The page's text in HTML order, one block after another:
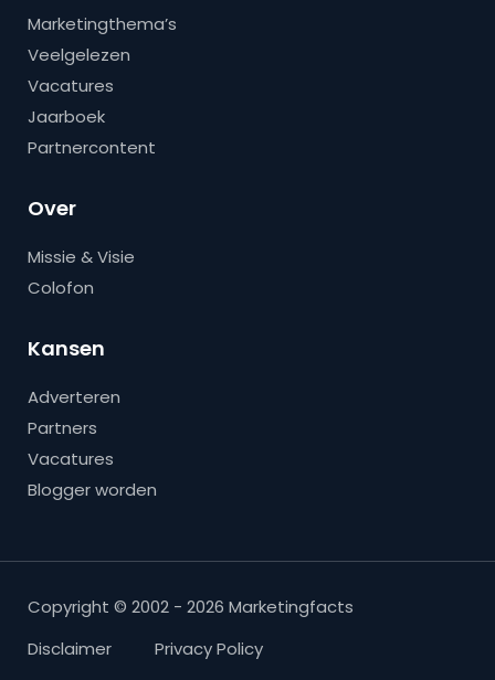
Marketingthema’s
Veelgelezen
Vacatures
Jaarboek
Partnercontent
Over
Missie & Visie
Colofon
Kansen
Adverteren
Partners
Vacatures
Blogger worden
Copyright © 2002 - 2026 Marketingfacts
Disclaimer
Privacy Policy